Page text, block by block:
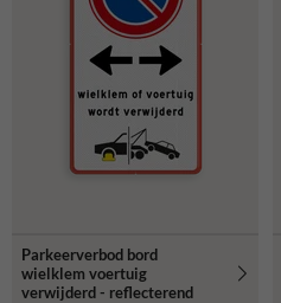
Parkeerverbod bord
wielklem voertuig
verwijderd - reflecterend